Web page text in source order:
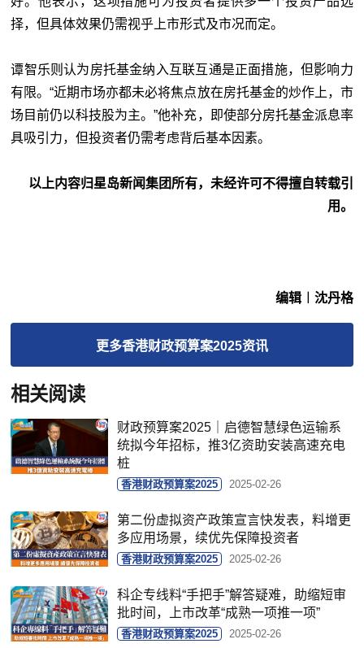
择，但具体效果仍需视乎上市形式及市况而定。
谭智乐则认为房托基金纳入互联互通是正面措施，但影响力
有限。“近期市场亦都未必将焦点放在房托基金的炒作上，市
场目前仍以科技股为主。”他补充，即使部分房托基金派息率
具吸引力，但投资者仍需考虑背后基本因素。
以上内容归星岛新闻集团所有，未经许可不得擅自转载引
用。
编辑︱沈丹格
更多香港财政预算案2025资讯
相关阅读
财政预算案2025｜启德智慧绿色运输系
统拟今年招标，推3亿资助安装高速充电
桩
香港财政预算案2025 2025-02-26
第二份虚拟资产政策宣言快发表，料增更
多应用场景，续优先保障投资者
香港财政预算案2025 2025-02-26
科企专线料“手把手”解答疑难，助缩短审
批时间，上市改革“成熟一项推一项”
香港财政预算案2025 2025-02-26